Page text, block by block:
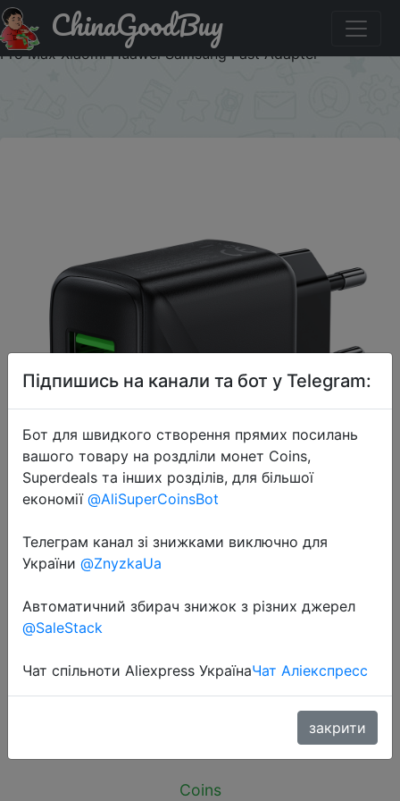
Придбати по знижці HOCO 30W Dual-port Charger Quick
Charge 4.0 3.0 Type C PD USB C Charger For iPhone 15
Pro Max Xiaomi Huawei Samsung Fast Adapter
ChinaGoodBuy
HOCO 30W Dual-port Charger
Quick Charge 4.0 3.0 Type C PD
USB C Charger For iPhone 15 Pro
Max Xiaomi Huawei Samsung Fast
Coins
Підпишись на канали та бот у Telegram:
Бот для швидкого створення прямих посилань
вашого товару на роздліли монет Coins,
Superdeals та інших розділів, для більшої
економії @AliSuperCoinsBot
Телеграм канал зі знижками виключно для
України @ZnyzkaUa
Автоматичний збирач знижок з різних джерел
@SaleStack
Чат спільноти Aliexpress УкраїнаЧат Аліекспресс
закрити